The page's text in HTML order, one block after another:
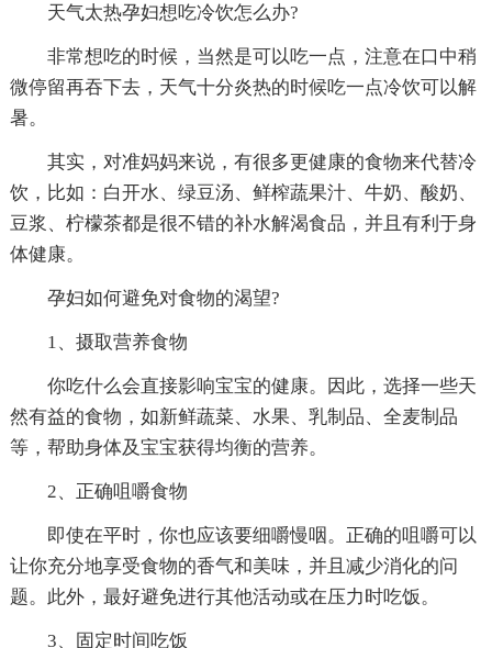
天气太热孕妇想吃冷饮怎么办?
非常想吃的时候，当然是可以吃一点，注意在口中稍
微停留再吞下去，天气十分炎热的时候吃一点冷饮可以解
暑。
其实，对准妈妈来说，有很多更健康的食物来代替冷
饮，比如：白开水、绿豆汤、鲜榨蔬果汁、牛奶、酸奶、
豆浆、柠檬茶都是很不错的补水解渴食品，并且有利于身
体健康。
孕妇如何避免对食物的渴望?
1、摄取营养食物
你吃什么会直接影响宝宝的健康。因此，选择一些天
然有益的食物，如新鲜蔬菜、水果、乳制品、全麦制品
等，帮助身体及宝宝获得均衡的营养。
2、正确咀嚼食物
即使在平时，你也应该要细嚼慢咽。正确的咀嚼可以
让你充分地享受食物的香气和美味，并且减少消化的问
题。此外，最好避免进行其他活动或在压力时吃饭。
3、固定时间吃饭